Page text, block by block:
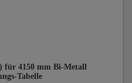
für 4150 mm Bi-Metall
Tabelle